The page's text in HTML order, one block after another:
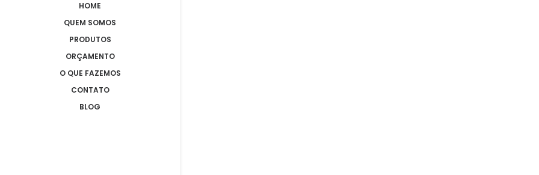
HOME
QUEM SOMOS
PRODUTOS
ORÇAMENTO
O QUE FAZEMOS
CONTATO
BLOG